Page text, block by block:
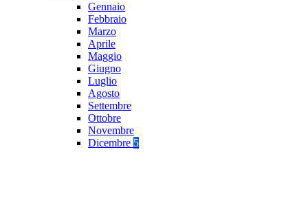
Gennaio
Febbraio
Marzo
Aprile
Maggio
Giugno
Luglio
Agosto
Settembre
Ottobre
Novembre
Dicembre 5